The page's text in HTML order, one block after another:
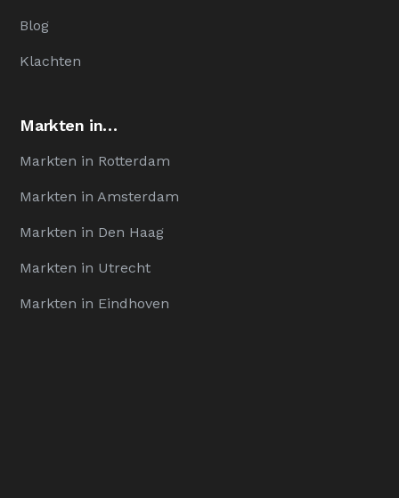
Blog
Klachten
Markten in…
Markten in Rotterdam
Markten in Amsterdam
Markten in Den Haag
Markten in Utrecht
Markten in Eindhoven